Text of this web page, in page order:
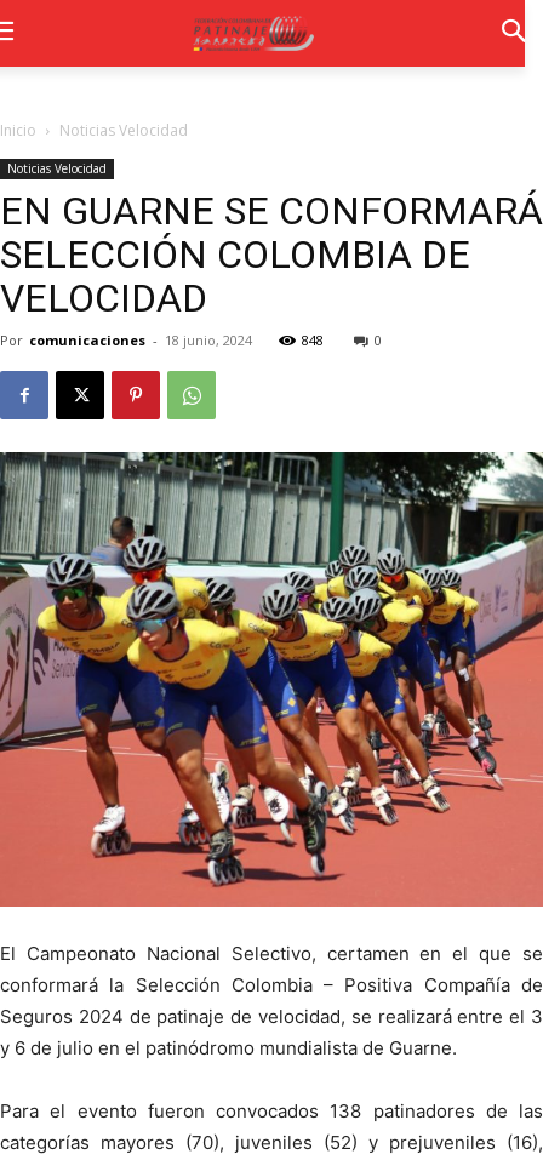
Inicio Noticias Velocidad
Noticias Velocidad
EN GUARNE SE CONFORMARÁ
SELECCIÓN COLOMBIA DE
VELOCIDAD
Por comunicaciones - 18 junio, 2024 848 0
El Campeonato Nacional Selectivo, certamen en el que se
conformará la Selección Colombia – Positiva Compañía de
Seguros 2024 de patinaje de velocidad, se realizará entre el 3
y 6 de julio en el patinódromo mundialista de Guarne.
Para el evento fueron convocados 138 patinadores de las
categorías mayores (70), juveniles (52) y prejuveniles (16),